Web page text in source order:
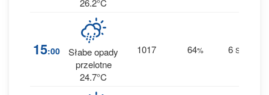
26.2°C
15:00
Słabe opady
przelotne
24.7°C
1017 64% 6 SE